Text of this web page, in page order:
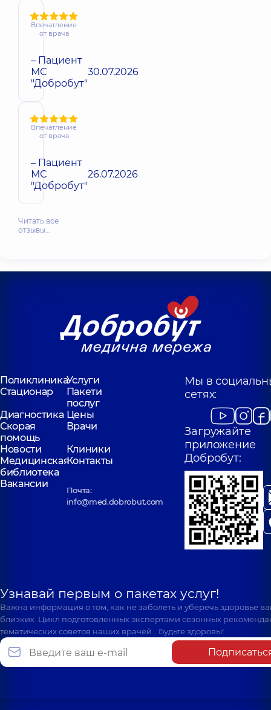
Впечатление
от врача
– Пациент
МС
"Добробут"
30.07.2026
Впечатление
от врача
– Пациент
МС
"Добробут"
26.07.2026
Читать все
отзывы…
ПоликлиникаУслуги
Стационар
Пакети
послуг
Диагностика Цены
Скорая
помощь
Врачи
Новости
Клиники
Медицинская
библиотека
Контакты
Вакансии
Почта:
info@med.dobrobut.com
Мы в
сетях:
Загружайте
приложение
Добробут:
Узнавай первым о пакетах услуг!
Важна информация о том, как не заболеть и уберечь здоровье
близких. Цикл подготовленных экспертами сезонных
тематических советов наших врачей… Будьте здоровы!